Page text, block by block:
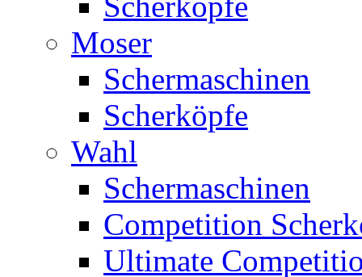
Moser
Schermaschinen
Scherköpfe
Wahl
Schermaschinen
Competition
Ultimate